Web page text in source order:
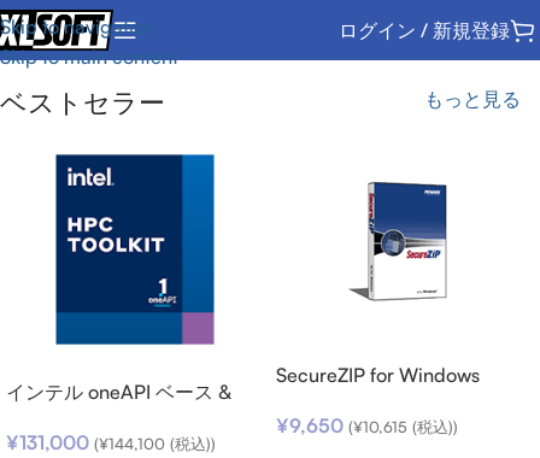
Skip to navigation
Skip to main content
ログイン / 新規登録
ベストセラー もっと見る
インテル oneAPI ベース &
ノード) SSR (期限内更新用)
¥131,000 (¥144,100 (税込))
SecureZIP for Windows
ンロード
¥9,650 (¥10,615 (税込))